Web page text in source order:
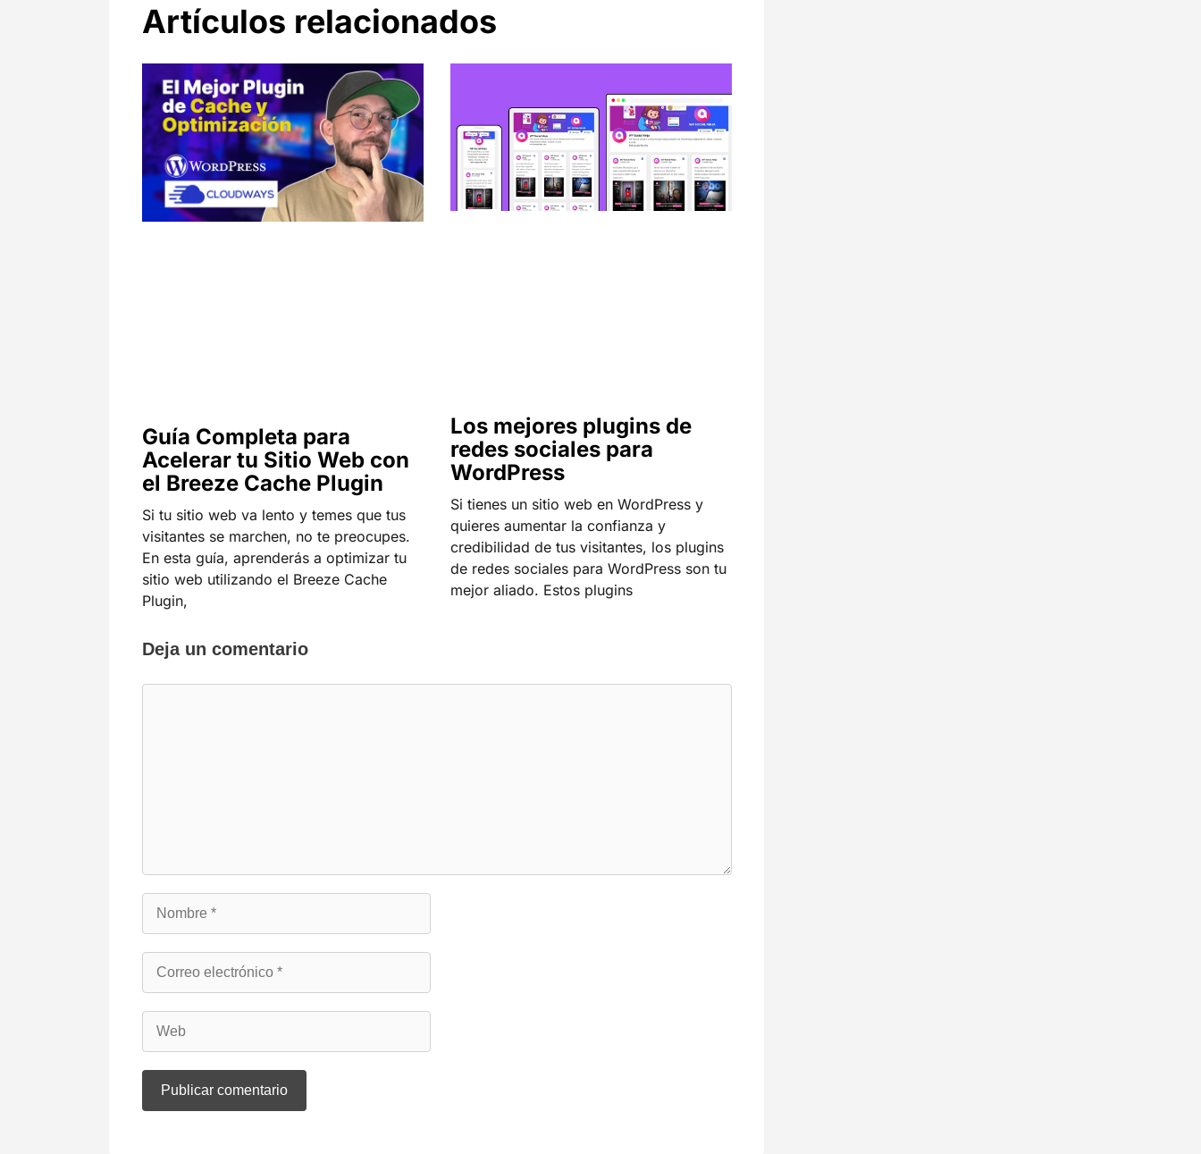
Artículos relacionados
Guía Completa para
Acelerar tu Sitio Web con
el Breeze Cache Plugin
Si tu sitio web va lento y temes que tus
visitantes se marchen, no te preocupes.
En esta guía, aprenderás a optimizar tu
sitio web utilizando el Breeze Cache
Plugin,
Los mejores plugins de
redes sociales para
WordPress
Si tienes un sitio web en WordPress y
quieres aumentar la confianza y
credibilidad de tus visitantes, los plugins
de redes sociales para WordPress son tu
mejor aliado. Estos plugins
Deja un comentario